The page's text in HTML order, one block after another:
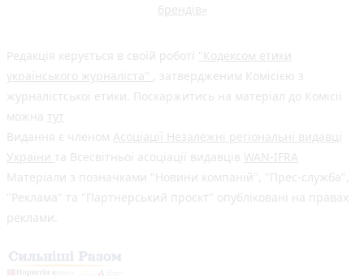
брендів»
Редакція керується в своїй роботі "Кодексом етики
українського журналіста"
, затвердженим Комісією з
журналістської етики. Поскаржитись на матеріал до Комісії
можна тут
Видання є членом Асоціації Незалежні регіональні видавці
України та Всесвітньої асоціації видавців WAN-IFRA
Матеріали з позначками "Новини компаній", "Прес-служба",
"Реклама" та "Партнерський проєкт" опубліковані на правах
реклами.